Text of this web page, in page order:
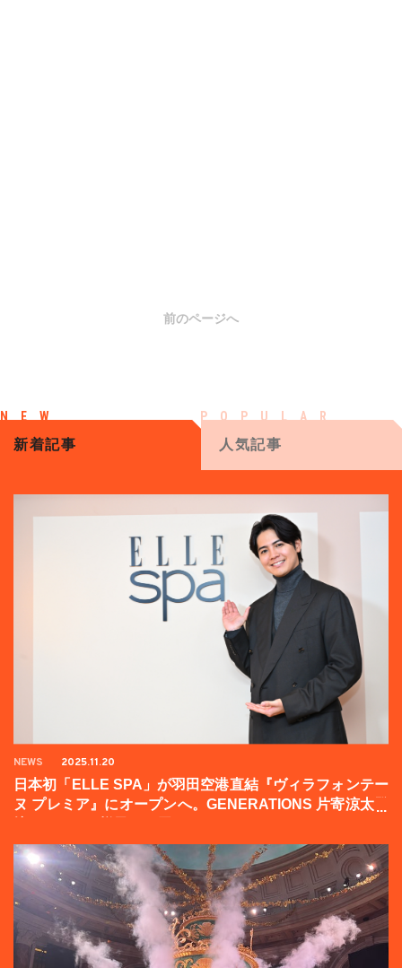
前のページへ
新着記事 人気記事
NEWS 2025.11.20
日本初「ELLE SPA」が羽田空港直結『ヴィラフォンテー
ヌ プレミア』にオープンへ。GENERATIONS 片寄涼太登